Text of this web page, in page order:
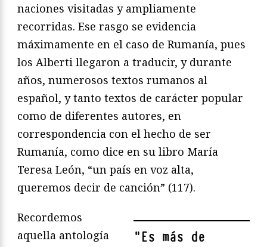
naciones visitadas y ampliamente
recorridas. Ese rasgo se evidencia
máximamente en el caso de Rumanía, pues
los Alberti llegaron a traducir, y durante
años, numerosos textos rumanos al
español, y tanto textos de carácter popular
como de diferentes autores, en
correspondencia con el hecho de ser
Rumanía, como dice en su libro María
Teresa León, “un país en voz alta,
queremos decir de canción” (117).
"Es más de
Recordemos
aquella antología